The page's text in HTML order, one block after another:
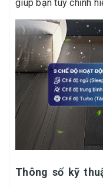
giúp bạn tùy chỉnh
Thông số kỹ